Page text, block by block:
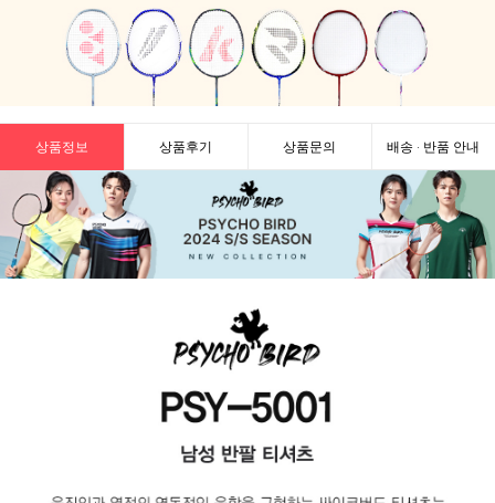
상품정보 상품후기 상품문의 배송 · 반품 안내